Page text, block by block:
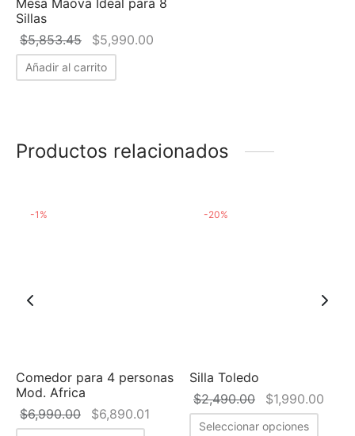
Sillas
$5,853.45
El precio
original
era:
$5,990.00
Añadir al carrito
Productos relacionados
es:
-1 %
Comedor para 4 personas
Mod. Africa
$6,990.00
El precio
original
$6,890.01
El precio
actual es:
-20%
Silla Toledo
$2,490.00
El precio
original
$1,990.00
Seleccionar opciones